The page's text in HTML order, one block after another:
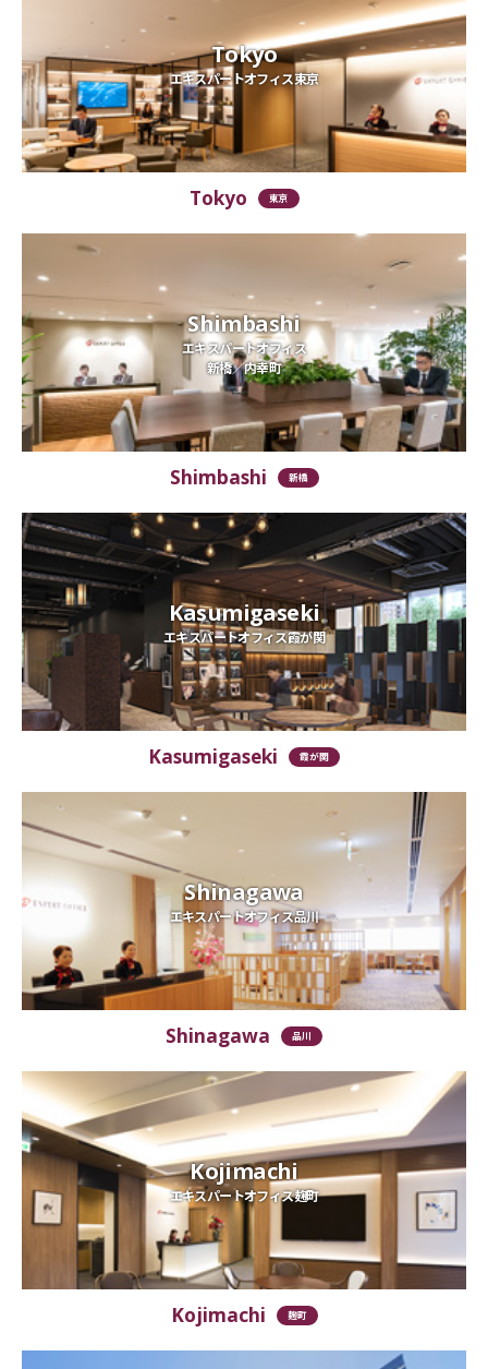
Tokyo
エキスパートオフィス東京
Tokyo 東京
Shimbashi
エキスパートオフィス
新橋／内幸町
Shimbashi 新橋
Kasumigaseki
エキスパートオフィス霞が関
Kasumigaseki 霞が関
Shinagawa
エキスパートオフィス品川
Shinagawa 品川
Kojimachi
エキスパートオフィス麹町
Kojimachi 麹町